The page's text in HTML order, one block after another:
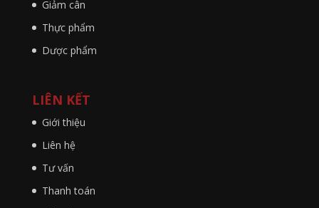
Giảm cân
Thực phẩm
Dược phẩm
LIÊN KẾT
Giới thiệu
Liên hệ
Tư vấn
Thanh toán